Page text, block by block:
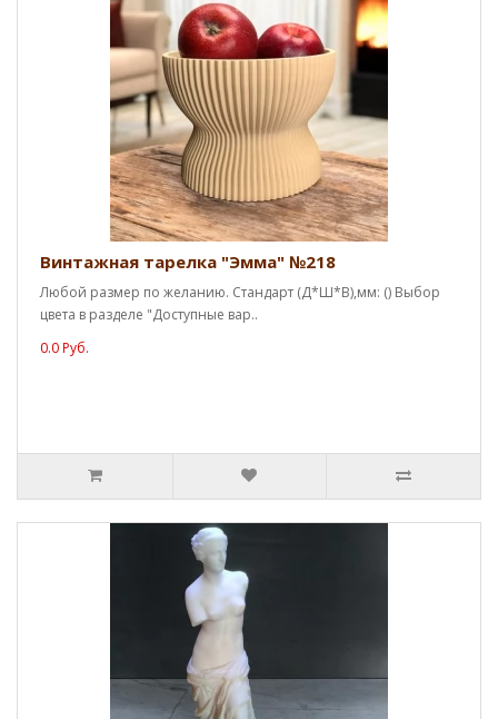
Винтажная тарелка "Эмма" №218
Любой размер по желанию. Стандарт (Д*Ш*В),мм: () Выбор
цвета в разделе "Доступные вар..
0.0 Руб.